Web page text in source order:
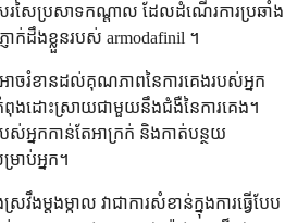
សរសៃប្រសាទកណ្តាល ដែលដំណើរការប្រឆាំង
ាក់ដឹងខ្លួនរបស់ armodafinil ។
រំខានដល់គុណភាពនៃការគេងរបស់អ្នក
ពុងដោះស្រាយជាមួយនឹងជំងឺនៃការគេង។
បស់អ្នកកាន់តែអាក្រក់ និងកាត់បន្ថយ
ាប់អ្នក។
ងម្តងម្កាល វាជាការសំខាន់ក្នុងការធ្វើបែប